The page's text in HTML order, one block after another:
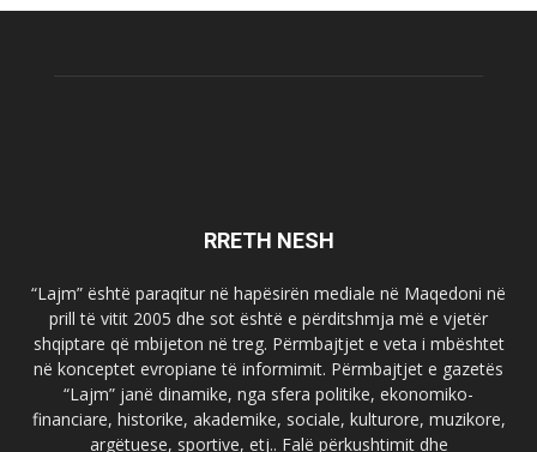
RRETH NESH
“Lajm” është paraqitur në hapësirën mediale në Maqedoni në
prill të vitit 2005 dhe sot është e përditshmja më e vjetër
shqiptare që mbijeton në treg. Përmbajtjet e veta i mbështet
në konceptet evropiane të informimit. Përmbajtjet e gazetës
“Lajm” janë dinamike, nga sfera politike, ekonomiko-
financiare, historike, akademike, sociale, kulturore, muzikore,
argëtuese, sportive, etj.. Falë përkushtimit dhe